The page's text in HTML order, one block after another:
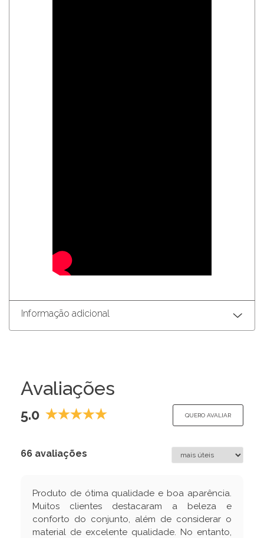
Informação adicional
Avaliações
5.0 QUERO AVALIAR
66 avaliações
Produto de ótima qualidade e boa aparência.
Muitos clientes destacaram a beleza e
conforto do conjunto, além de considerar o
material de excelente qualidade. No entanto,